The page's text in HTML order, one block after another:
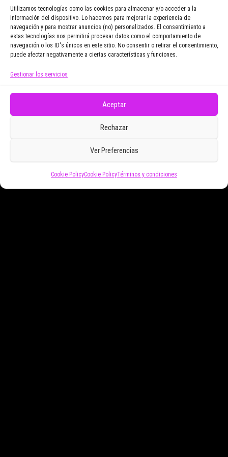
Utilizamos tecnologías como las cookies para almacenar y/o acceder a la
información del dispositivo. Lo hacemos para mejorar la experiencia de
navegación y para mostrar anuncios (no) personalizados. El consentimiento a
estas tecnologías nos permitirá procesar datos como el comportamiento de
navegación o los ID's únicos en este sitio. No consentir o retirar el consentimiento,
puede afectar negativamente a ciertas características y funciones.
Gestionar los servicios
Aceptar
Rechazar
Ver Preferencias
Cookie PolicyCookie PolicyTérminos y condiciones
Email Address
electrónicos promocionales de Zoomdestinos.es
Funciona gracias aWordPress |Tema:Envo Magazine